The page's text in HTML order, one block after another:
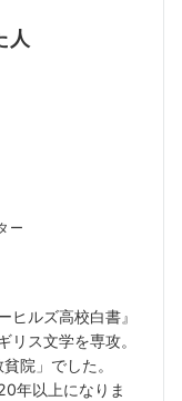
人
ー
ヒルズ高校白書』
リス文学を専攻。
院」でした。
年以上になりま